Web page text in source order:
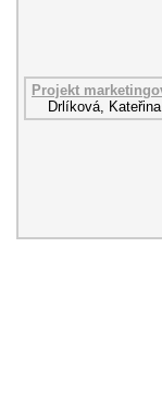
Projekt
Drlíková, Kateřina